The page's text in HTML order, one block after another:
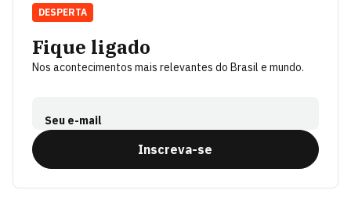
Fique ligado
Nos acontecimentos mais relevantes do Brasil e mundo.
Seu e-mail
Inscreva-se
DESPERTA